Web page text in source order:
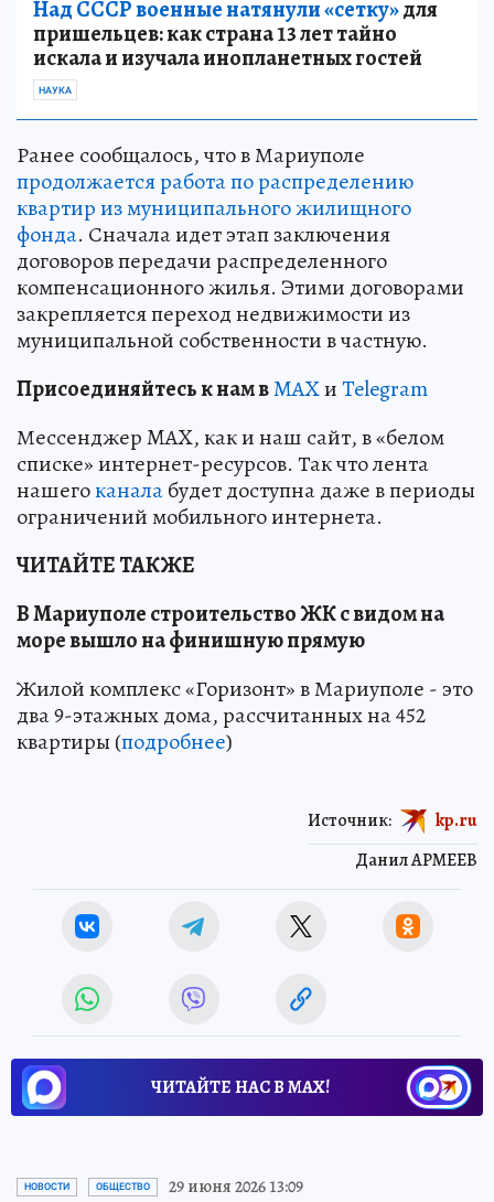
Над СССР военные натянули «сетку»для
пришельцев: как страна 13 лет тайно
искала и изучала инопланетных гостей
НАУКА
Ранее сообщалось, что в Мариуполе
продолжается работа по распределению
квартир из муниципального жилищного
фонда. Сначала идет этап заключения
договоров передачи распределенного
компенсационного жилья. Этими договорами
закрепляется переход недвижимости из
муниципальной собственности в частную.
Присоединяйтесь к нам вMAXиTelegram
Мессенджер MAX, как и наш сайт, в «белом
списке» интернет-ресурсов. Так что лента
нашегоканалабудет доступна даже в периоды
ограничений мобильного интернета.
ЧИТАЙТЕ ТАКЖЕ
В Мариуполе строительство ЖК с видом на
море вышло на финишную прямую
Жилой комплекс «Горизонт» в Мариуполе - это
два 9-этажных дома, рассчитанных на 452
квартиры (подробнее)
Данил АРМЕЕВ
Источник: kp.ru
ЧИТАЙТЕ НАС В МАХ!
НОВОСТИ ОБЩЕСТВО 29 июня 2026 13:09